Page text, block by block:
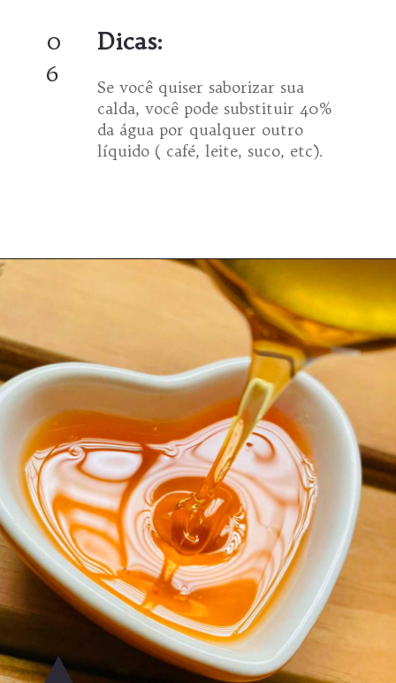
Dicas:
0
6
Se você quiser saborizar sua
calda, você pode substituir 40%
da água por qualquer outro
líquido ( café, leite, suco, etc).